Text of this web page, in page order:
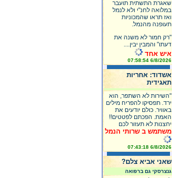
שאגרת התשתית תועבר
במלואה לחנ"י ולא לנמל
ואז תראו שהמכוניות
תעופנה מהנמל.
"רק חמור לא משנה את
דעתו" והמבין יבין....
איש אחד
6/8/2026 07:58:54
אשדוד: אחריות
תאגידית
"השירות לא השתפר, הוא
ירד. תפסיקו להפריח מילים
באוויר. כולם יודעים את
האמת. הפכתם לפטטים!!
יחצנות לא תעזור לכם
משתמש ב שרותי הנמל
6/8/2026 07:43:18
שאני אביא צלם?
גנצרסקי גם ברפואה